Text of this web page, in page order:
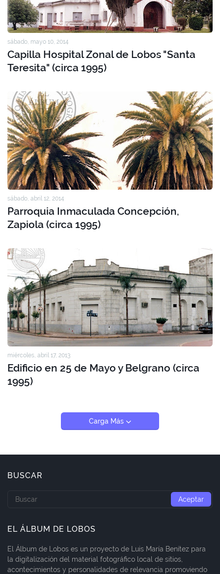
sábado, mayo 10, 2014
Capilla Hospital Zonal de Lobos "Santa
Teresita" (circa 1995)
sábado, abril 12, 2014
Parroquia Inmaculada Concepción,
Zapiola (circa 1995)
miércoles, abril 17, 2013
Edificio en 25 de Mayo y Belgrano (circa
1995)
Carga Más
BUSCAR
EL ÁLBUM DE LOBOS
El Álbum de Lobos es un proyecto de Luis María Benítez para
la digitalización del material fotográfico local de sitios,
acontecimientos y personalidades de relevancia promoviendo